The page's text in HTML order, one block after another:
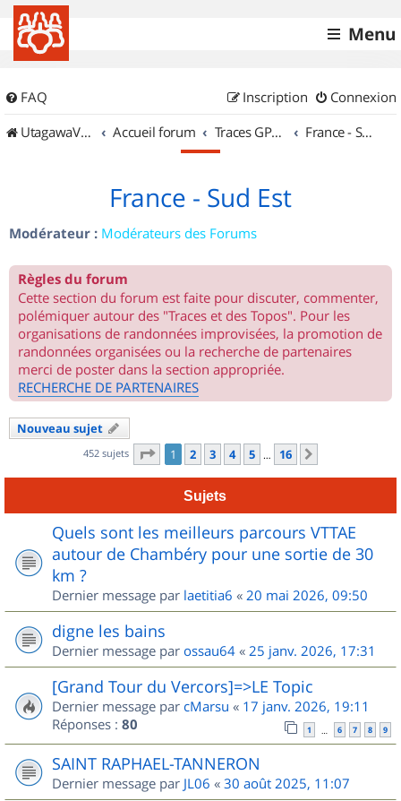
Menu
FAQ Connexion
Inscription
UtagawaVTT (Randos VTT et VTTAE avec traces GPS)
Accueil forum Traces GPS de randos VTT France - Sud Est
France - Sud Est
Modérateur : Modérateurs des Forums
Règles du forum
Cette section du forum est faite pour discuter, commenter,
polémiquer autour des "Traces et des Topos". Pour les
organisations de randonnées improvisées, la promotion de
randonnées organisées ou la recherche de partenaires
merci de poster dans la section appropriée.
RECHERCHE DE PARTENAIRES
Nouveau sujet
452 sujets Page 1sur
1 2 3 4 5 … 16
Sujets
Quels sont les meilleurs parcours VTTAE
autour de Chambéry pour une sortie de 30
km ?
Dernier message par laetitia6 « 20 mai 2026, 09:50
digne les bains
Dernier message par ossau64 « 25 janv. 2026, 17:31
[Grand Tour du Vercors]=>LE Topic
Dernier message par cMarsu « 17 janv. 2026, 19:11
Réponses : 80 1 … 6 7 8 9
SAINT RAPHAEL-TANNERON
Dernier message par JL06 « 30 août 2025, 11:07